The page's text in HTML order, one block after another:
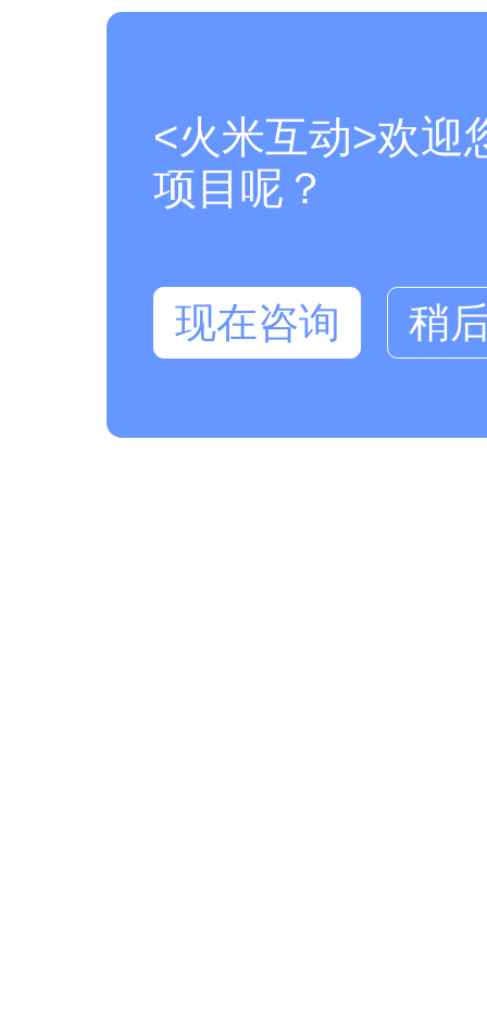
<火米互动>欢迎
项目呢？
现在咨询 稍